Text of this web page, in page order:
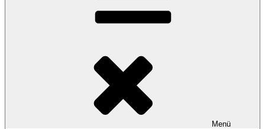
Menü